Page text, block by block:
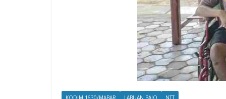
KODIM 1630/MABAR LABUAN BAJO NTT